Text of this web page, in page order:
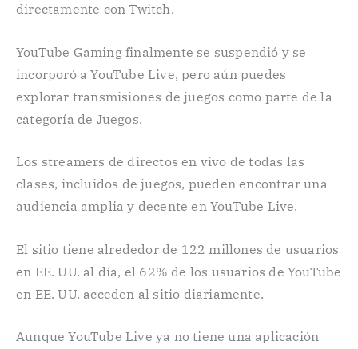
directamente con Twitch.
YouTube Gaming finalmente se suspendió y se
incorporó a YouTube Live, pero aún puedes
explorar transmisiones de juegos como parte de la
categoría de Juegos.
Los streamers de directos en vivo de todas las
clases, incluidos de juegos, pueden encontrar una
audiencia amplia y decente en YouTube Live.
El sitio tiene alrededor de 122 millones de usuarios
en EE. UU. al día, el 62% de los usuarios de YouTube
en EE. UU. acceden al sitio diariamente.
Aunque YouTube Live ya no tiene una aplicación